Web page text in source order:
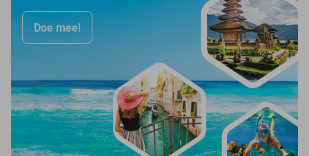
Doe mee!